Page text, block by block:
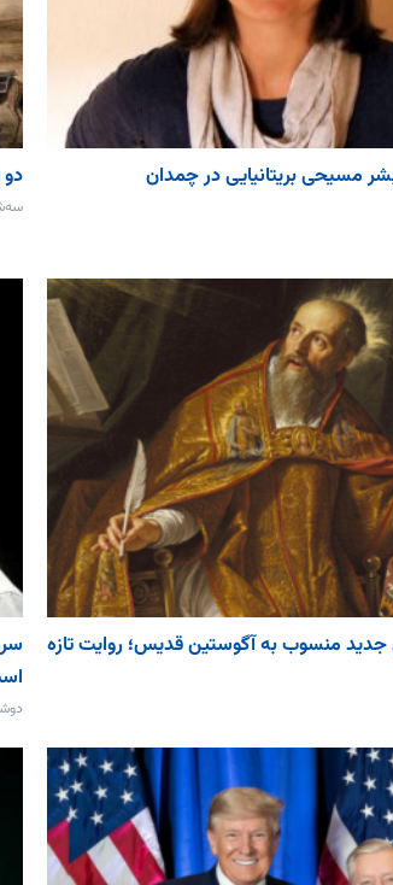
مسیحی بریتانیایی در چمدان
سه‌شنبه،
منسوب به آگوستین قدیس؛ روایت تازه
دوشنبه،